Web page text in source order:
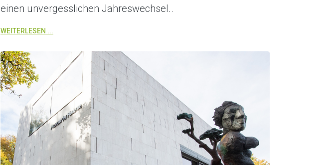
einen unvergesslichen Jahreswechsel..
WEITERLESEN ...